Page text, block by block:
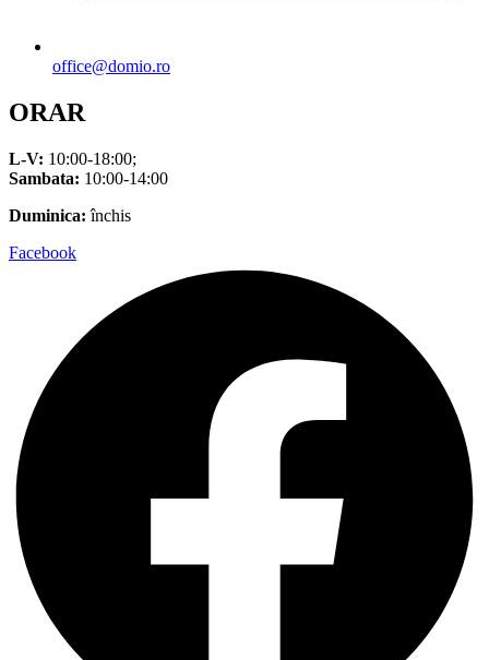
office@domio.ro
ORAR
L-V: 10:00-18:00;
Sambata: 10:00-14:00
Duminica: închis
Facebook